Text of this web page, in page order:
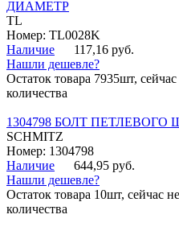
ДИАМЕТР
TL
Номер: TL0028K
Наличие
117,16 руб.
Нашли дешевле?
Остаток товара 7935шт, сейчас
количества
1304798 БОЛТ ПЕТЛЕВОГО
SCHMITZ
Номер: 1304798
Наличие
644,95 руб.
Нашли дешевле?
Остаток товара 10шт, сейчас
количества